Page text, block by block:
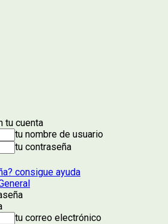
tu cuenta
tu nombre de usuario
tu contraseña
consigue ayuda
tu correo electrónico